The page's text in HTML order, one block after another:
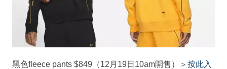
黑色fleece pants $849（12月19日10am開售）＞ 按此入